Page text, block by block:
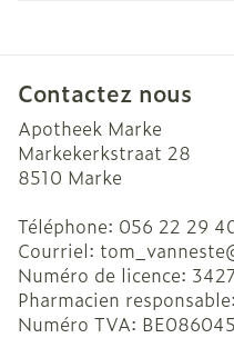
Contactez nous
Apotheek Marke
Markekerkstraat 28
8510 Marke
Téléphone: 056 22 29
Courriel:
Numéro de licence:
Pharmacien responsable:
Numéro TVA: